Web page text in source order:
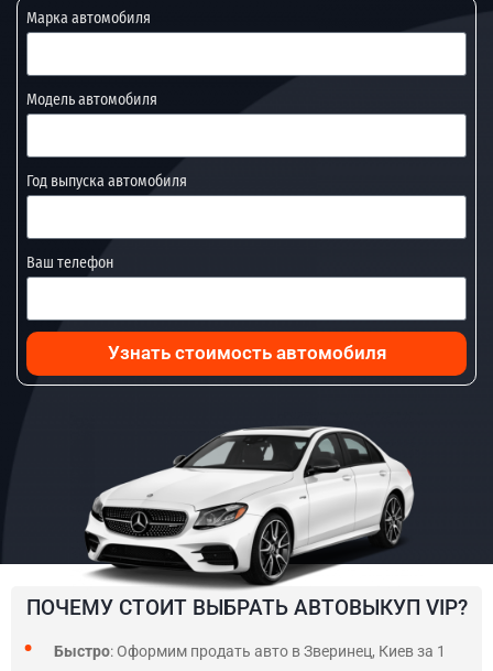
Марка автомобиля
Модель автомобиля
Год выпуска автомобиля
Ваш телефон
Узнать стоимость автомобиля
ПОЧЕМУ СТОИТ ВЫБРАТЬ АВТОВЫКУП VIP?
Быстро: Оформим продать авто в Зверинец, Киев за 1